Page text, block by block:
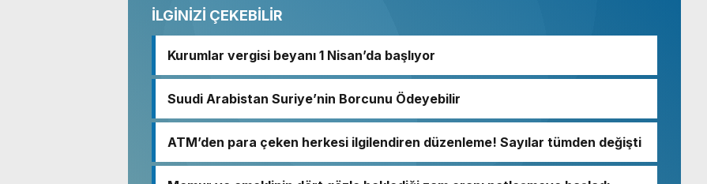
İLGİNİZİ ÇEKEBİLİR
Kurumlar vergisi beyanı 1 Nisan’da başlıyor
Suudi Arabistan Suriye’nin Borcunu Ödeyebilir
ATM’den para çeken herkesi ilgilendiren düzenleme! Sayılar tümden değişti